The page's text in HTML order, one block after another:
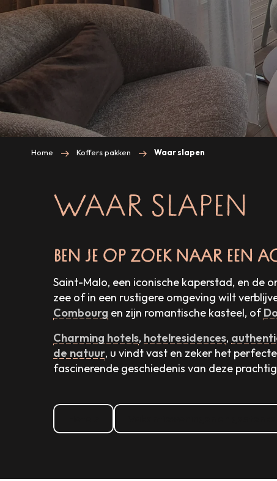
Home Koffers pakken Waar slapen
WAAR SLAPEN
BEN JE OP ZOEK NAAR EEN
Saint-Malo, een iconische kaperstad, en de
zee of in een rustigere omgeving wilt
Combourg en zijn romantische kasteel, of
Charming hotels, hotelresidences,
de natuur, u vindt vast en zeker het
fascinerende geschiedenis van deze